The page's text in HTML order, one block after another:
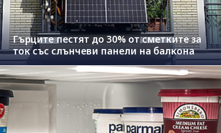
Гърците пестят до 30% от сметките за
ток със слънчеви панели на балкона